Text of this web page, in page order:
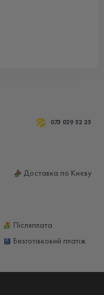
073 029 52 25
Доставка по Києву
Післяплата
Безготівковий платіж